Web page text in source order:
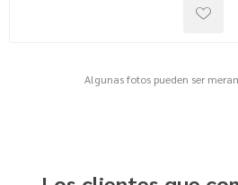
Algunas fotos pueden ser